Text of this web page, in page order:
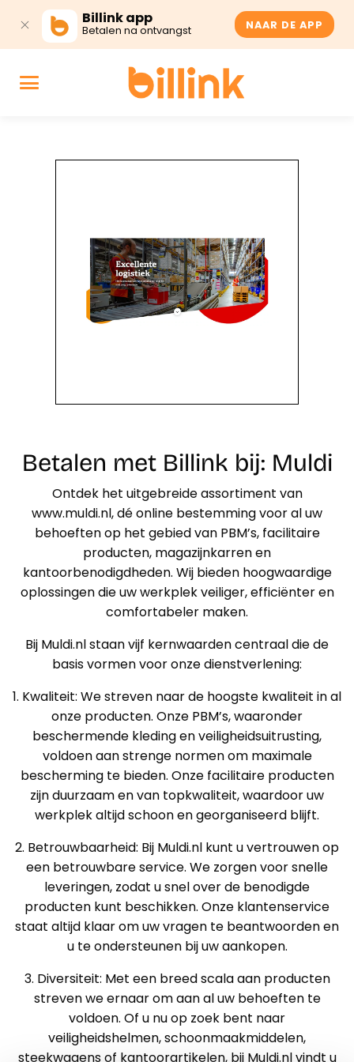
Billink app
Betalen na ontvangst NAAR DE APP
Betalen met Billink bij: Muldi
Ontdek het uitgebreide assortiment van
www.muldi.nl, dé online bestemming voor al uw
behoeften op het gebied van PBM’s, facilitaire
producten, magazijnkarren en
kantoorbenodigdheden. Wij bieden hoogwaardige
oplossingen die uw werkplek veiliger, efficiënter en
comfortabeler maken.
Bij Muldi.nl staan vijf kernwaarden centraal die de
basis vormen voor onze dienstverlening:
1. Kwaliteit: We streven naar de hoogste kwaliteit in al
onze producten. Onze PBM’s, waaronder
beschermende kleding en veiligheidsuitrusting,
voldoen aan strenge normen om maximale
bescherming te bieden. Onze facilitaire producten
zijn duurzaam en van topkwaliteit, waardoor uw
werkplek altijd schoon en georganiseerd blijft.
2. Betrouwbaarheid: Bij Muldi.nl kunt u vertrouwen op
een betrouwbare service. We zorgen voor snelle
leveringen, zodat u snel over de benodigde
producten kunt beschikken. Onze klantenservice
staat altijd klaar om uw vragen te beantwoorden en
u te ondersteunen bij uw aankopen.
3. Diversiteit: Met een breed scala aan producten
streven we ernaar om aan al uw behoeften te
voldoen. Of u nu op zoek bent naar
veiligheidshelmen, schoonmaakmiddelen,
steekwagens of kantoorartikelen, bij Muldi.nl vindt u